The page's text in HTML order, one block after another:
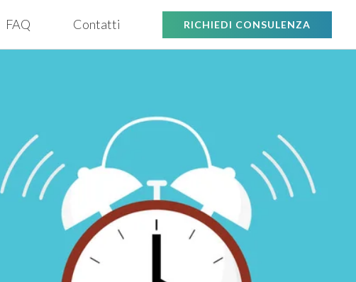
FAQ Contatti RICHIEDI CONSULENZA